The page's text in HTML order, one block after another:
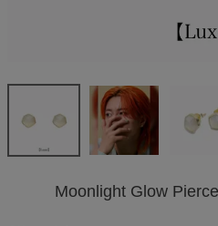
Moonlight Glow